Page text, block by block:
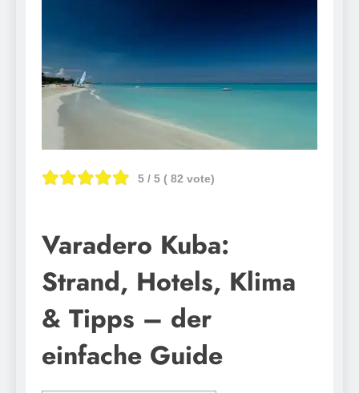
5 / 5 ( 82 vote)
Varadero Kuba:
Strand, Hotels, Klima
& Tipps – der
einfache Guide